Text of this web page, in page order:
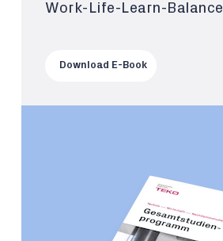
Work-Life-Learn-Balance
Download E-Book